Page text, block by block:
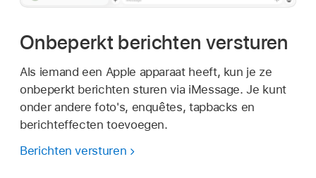
Onbeperkt berichten versturen
Als iemand een Apple apparaat heeft, kun je ze
onbeperkt berichten sturen via iMessage. Je kunt
onder andere foto's, enquêtes, tapbacks en
berichteffecten toevoegen.
Berichten versturen